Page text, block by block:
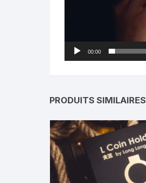
00:00
PRODUITS SIMILAIRES